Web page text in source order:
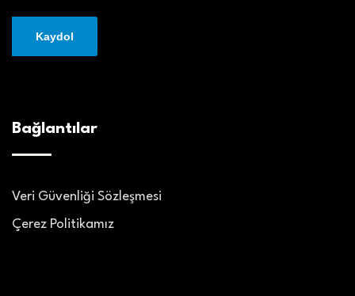
Bağlantılar
Veri Güvenliği Sözleşmesi
Çerez Politikamız